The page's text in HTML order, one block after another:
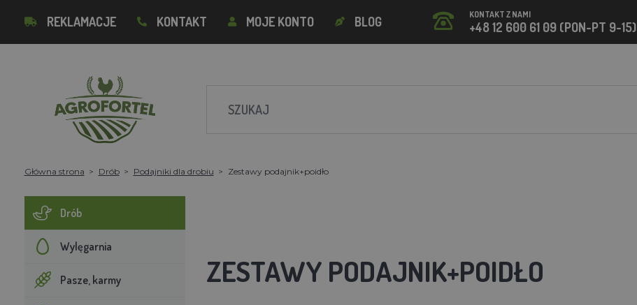
REKLAMACJE KONTAKT MOJE KONTO BLOG KONTAKT Z NAMI
+48 12 600 61 09 (PON-PT 9-15)
Główna strona Drób Podajniki dla drobiu Zestawy podajnik+poidło
Drób
Wylęgarnia
Pasze, karmy ZESTAWY PODAJNIK+POIDŁO